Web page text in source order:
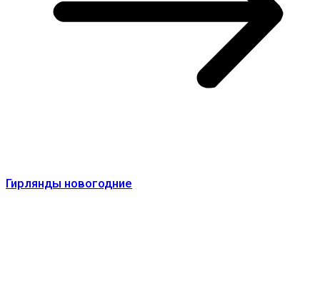
Гирлянды новогодние